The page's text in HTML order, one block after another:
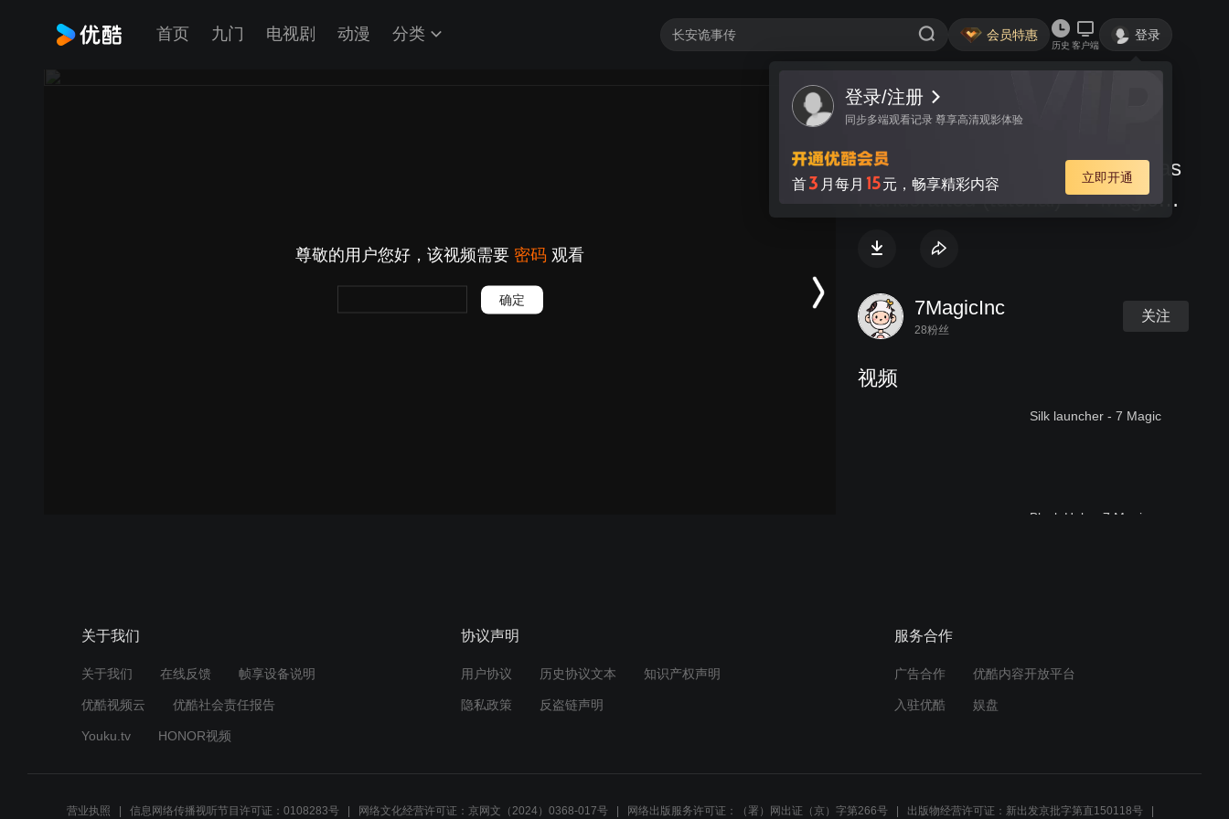
首页 九门 电视剧 动漫 分类 会员特惠
历史 客户端
登录
登录/注册
同步多端观看记录 尊享高清观影体验
首3 月每月 15元，畅享精彩内容 立即开通
尊敬的用户您好，该视频需要 密码 观看
确定
视频 讨论
Changement By Andrew Barreras
Handcrafted (tutorial) - 7 Magic
7MagicInc
28粉丝
关注
视频
Silk launcher - 7 Magic
Black Hole - 7 Magic
关于我们
关于我们 在线反馈 帧享设备说明
优酷视频云 优酷社会责任报告
Youku.tv HONOR视频
协议声明
用户协议 历史协议文本 知识产权声明
隐私政策 反盗链声明
服务合作
广告合作 优酷内容开放平台
入驻优酷 娱盘
营业执照 信息网络传播视听节目许可证：0108283号 网络文化经营许可证：京网文（2024）0368-017号 网络出版服务许可证：（署）网出证（京）字第266号 出版物经营许可证：新出发京批字第直150118号